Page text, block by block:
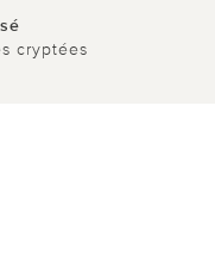
cryptées